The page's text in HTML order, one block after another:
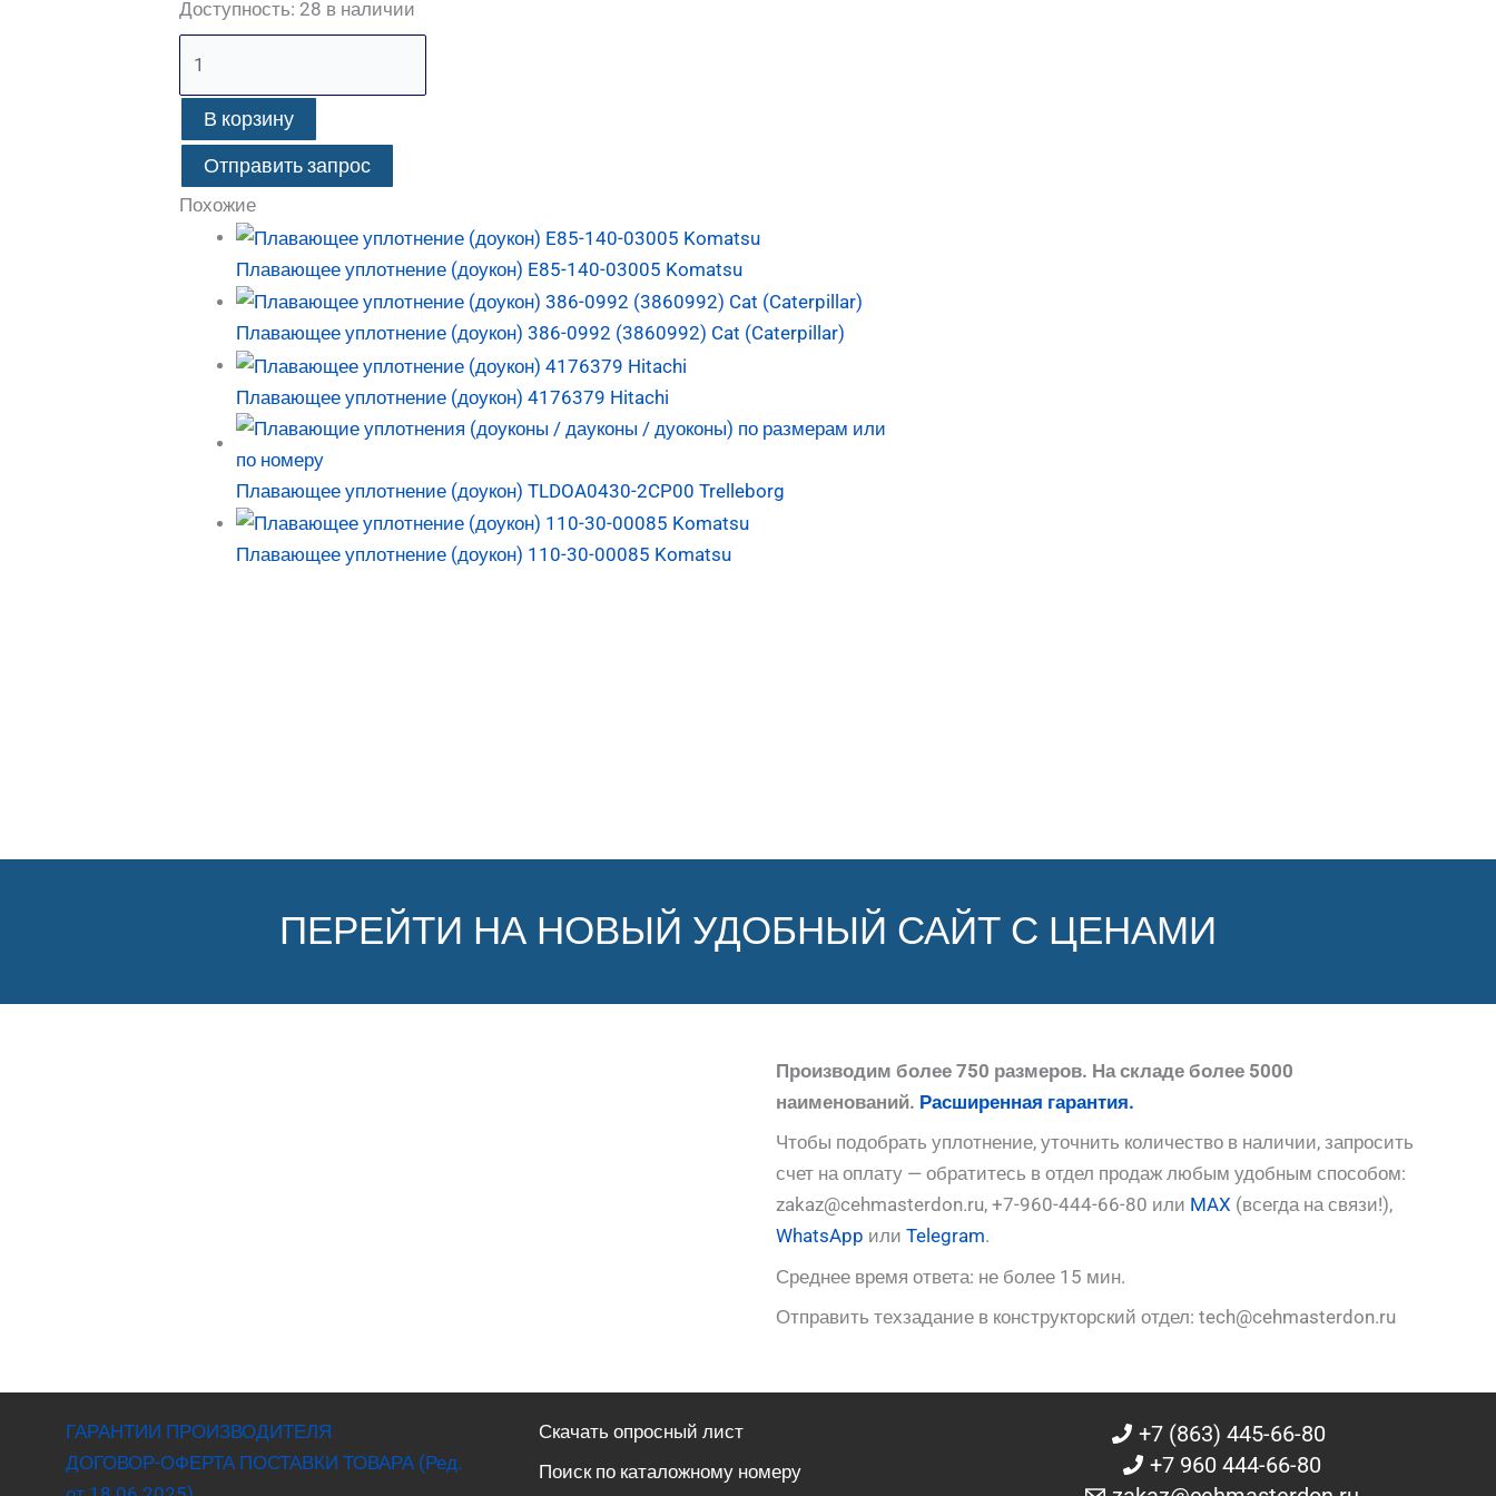
Доступность: 28 в наличии
В корзину
Отправить запрос
Похожие
Плавающее уплотнение (доукон) E85-140-03005 Komatsu
Плавающее уплотнение (доукон) 386-0992 (3860992) Cat (Caterpillar)
Плавающее уплотнение (доукон) 4176379 Hitachi
Плавающее уплотнение (доукон) TLDOA0430-2CP00 Trelleborg
Плавающее уплотнение (доукон) 110-30-00085 Komatsu
ПЕРЕЙТИ НА НОВЫЙ УДОБНЫЙ САЙТ С ЦЕНАМИ
Производим более 750 размеров. На складе более 5000
наименований. Расширенная гарантия.
Чтобы подобрать уплотнение, уточнить количество в наличии, запросить
счет на оплату — обратитесь в отдел продаж любым удобным способом:
zakaz@cehmasterdon.ru, +7-960-444-66-80 или MAX (всегда на связи!),
WhatsApp или Telegram.
Среднее время ответа: не более 15 мин.
Отправить техзадание в конструкторский отдел: tech@cehmasterdon.ru
ГАРАНТИИ ПРОИЗВОДИТЕЛЯ
ДОГОВОР-ОФЕРТА ПОСТАВКИ ТОВАРА (Ред.
Скачать опросный лист
Поиск по каталожному номеру
+7 (863) 445-66-80
+7 960 444-66-80